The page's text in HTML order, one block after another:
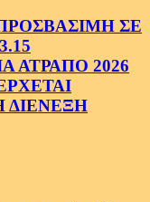
ΣΕ
ΑΤΡΑΠΟ 2026